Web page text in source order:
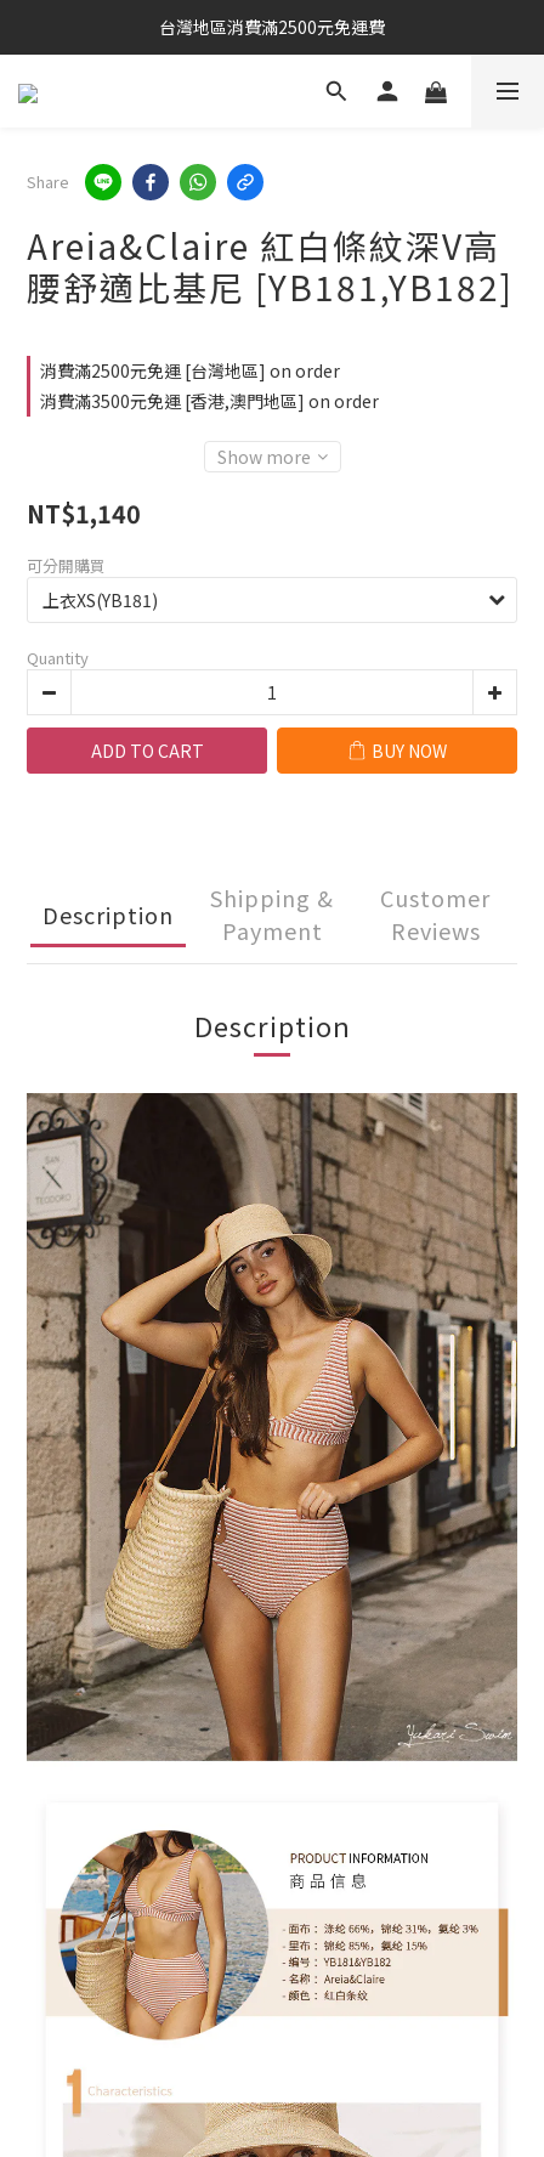
台灣地區消費滿2500元免運費
Share
Areia&Claire 紅白條紋深V高
腰舒適比基尼 [YB181,YB182]
消費滿2500元免運 [台灣地區] on order
消費滿3500元免運 [香港,澳門地區] on order
Show more
NT$1,140
可分開購買
Quantity
ADD TO CART BUY NOW
Description
Shipping &
Payment
Customer
Reviews
Description